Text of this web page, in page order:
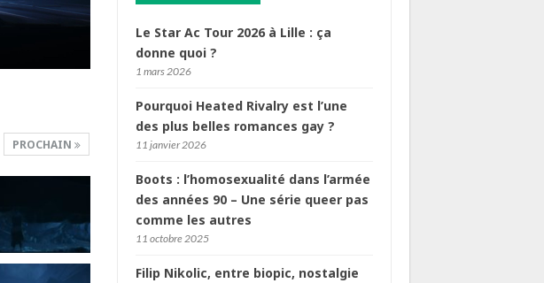
PROCHAIN
Le Star Ac Tour 2026 à Lille : ça
donne quoi ?
1 mars 2026
Pourquoi Heated Rivalry est l’une
des plus belles romances gay ?
11 janvier 2026
Boots : l’homosexualité dans l’armée
des années 90 – Une série queer pas
comme les autres
11 octobre 2025
Filip Nikolic, entre biopic, nostalgie